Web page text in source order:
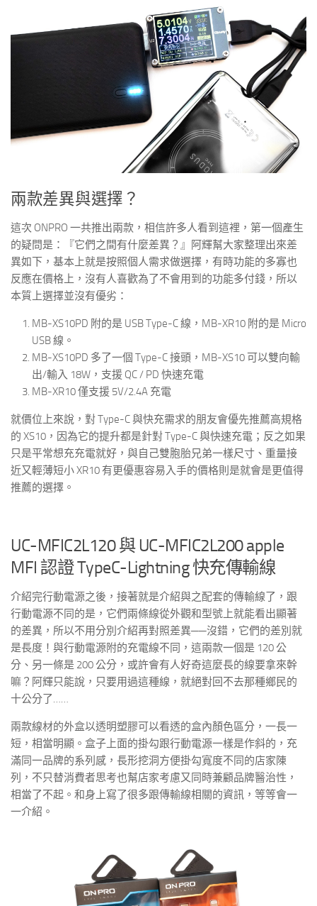
兩款差異與選擇？
這次 ONPRO 一共推出兩款，相信許多人看到這裡，第一個產生
的疑問是：『它們之間有什麼差異？』阿輝幫大家整理出來差
異如下，基本上就是按照個人需求做選擇，有時功能的多寡也
反應在價格上，沒有人喜歡為了不會用到的功能多付錢，所以
本質上選擇並沒有優劣：
MB-XS10PD 附的是 USB Type-C 線，MB-XR10 附的是 Micro
USB 線。
MB-XS10PD 多了一個 Type-C 接頭，MB-XS10 可以雙向輸
出/輸入 18W，支援 QC / PD 快速充電
MB-XR10 僅支援 5V/2.4A 充電
就價位上來說，對 Type-C 與快充需求的朋友會優先推薦高規格
的 XS10，因為它的提升都是針對 Type-C 與快速充電；反之如果
只是平常想充充電就好，與自己雙胞胎兄弟一樣尺寸、重量接
近又輕薄短小 XR10 有更優惠容易入手的價格則是就會是更值得
推薦的選擇。
UC-MFIC2L120 與 UC-MFIC2L200 apple
MFI 認證 TypeC-Lightning 快充傳輸線
介紹完行動電源之後，接著就是介紹與之配套的傳輸線了，跟
行動電源不同的是，它們兩條線從外觀和型號上就能看出顯著
的差異，所以不用分別介紹再對照差異──沒錯，它們的差別就
是長度！與行動電源附的充電線不同，這兩款一個是 120 公
分、另一條是 200 公分，或許會有人好奇這麼長的線要拿來幹
嘛？阿輝只能說，只要用過這種線，就絕對回不去那種鄉民的
十公分了……
兩款線材的外盒以透明塑膠可以看透的盒內顏色區分，一長一
短，相當明顯。盒子上面的掛勾跟行動電源一樣是作斜的，充
滿同一品牌的系列感，長形挖洞方便掛勾寬度不同的店家陳
列，不只替消費者思考也幫店家考慮又同時兼顧品牌醫治性，
相當了不起。和身上寫了很多跟傳輸線相關的資訊，等等會一
一介紹。